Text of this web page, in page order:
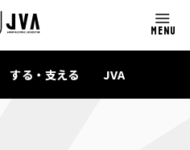
MENU
する・支える JVA